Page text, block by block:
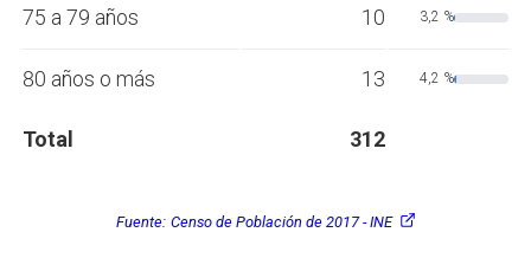
75 a 79 años 10 3,2 %
80 años o más 13 4,2 %
Total 312
Fuente: Censo de Población de 2017 - INE